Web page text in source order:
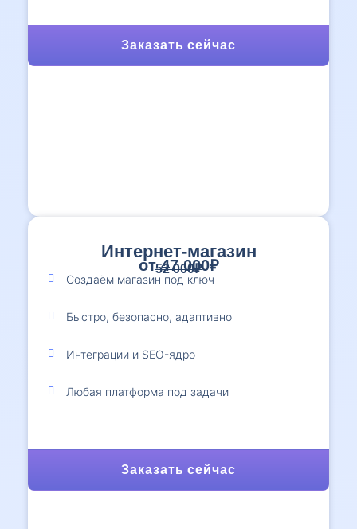
Заказать сейчас
Интернет-магазин
от 47 000₽
52 000₽
Создаём магазин под ключ
Быстро, безопасно, адаптивно
Интеграции и SEO-ядро
Любая платформа под задачи
Заказать сейчас